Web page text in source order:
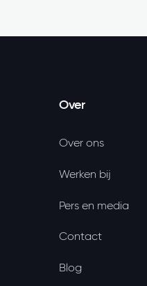
Over
Over ons
Werken bij
Pers en media
Contact
Blog